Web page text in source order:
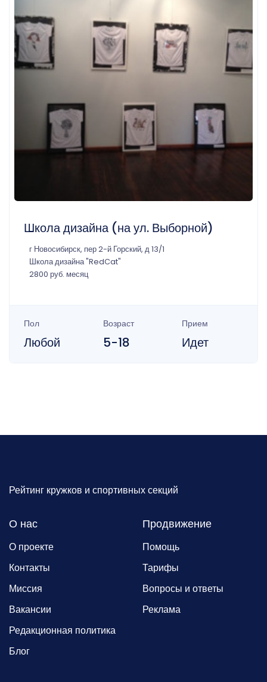
Школа дизайна (на ул. Выборной)
г Новосибирск, пер 2-й Горский, д 13/1
Школа дизайна "RedCat"
2800 руб. месяц
Пол
Любой
Возраст
5-18
Прием
Идет
Рейтинг кружков и спортивных секций
О нас
О проекте
Контакты
Миссия
Вакансии
Редакционная политика
Блог
Продвижение
Помощь
Тарифы
Вопросы и ответы
Реклама